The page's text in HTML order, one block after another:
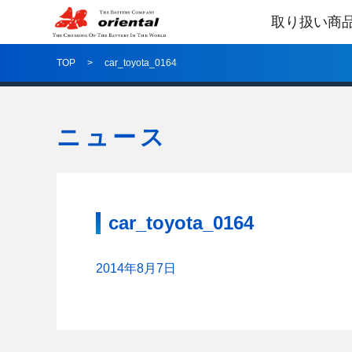
取り扱い商
TOP car_toyota_0164
ニュース
car_toyota_0164
2014年8月7日